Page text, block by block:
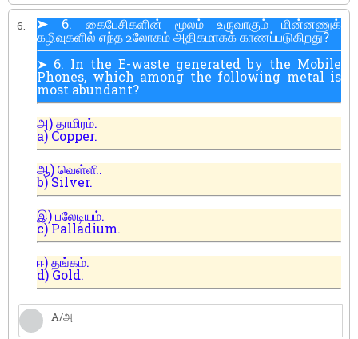
6. ➤ 6. கைபேசிகளின் மூலம் உருவாகும் மின்னணுக்
கழிவுகளில் எந்த உலோகம் அதிகமாகக் காணப்படுகிறது?
➤ 6. In the E-waste generated by the Mobile
Phones, which among the following metal is
most abundant?
அ) தாமிரம்.
a) Copper.
ஆ) வெள்ளி.
b) Silver.
இ) பலேடியம்.
c) Palladium.
ஈ) தங்கம்.
d) Gold.
A/அ